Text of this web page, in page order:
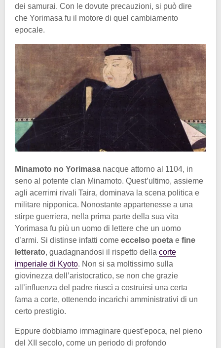
dei samurai. Con le dovute precauzioni, si può dire
che Yorimasa fu il motore di quel cambiamento
epocale.
Minamoto no Yorimasa nacque attorno al 1104, in
seno al potente clan Minamoto. Quest’ultimo, assieme
agli acerrimi rivali Taira, dominava la scena politica e
militare nipponica. Nonostante appartenesse a una
stirpe guerriera, nella prima parte della sua vita
Yorimasa fu più un uomo di lettere che un uomo
d’armi. Si distinse infatti come eccelso poeta e fine
letterato, guadagnandosi il rispetto della corte
imperiale di Kyoto. Non si sa moltissimo sulla
giovinezza dell’aristocratico, se non che grazie
all’influenza del padre riuscì a costruirsi una certa
fama a corte, ottenendo incarichi amministrativi di un
certo prestigio.
Eppure dobbiamo immaginare quest’epoca, nel pieno
del XII secolo, come un periodo di profondo